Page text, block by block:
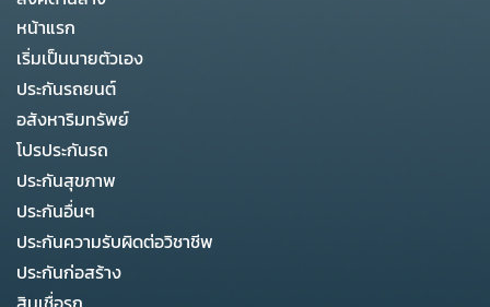
หน้าแรก
เริ่มเป็นนายตัวเอง
ประกันรถยนต์
อสังหาริมทรัพย์
โปรประกันรถ
ประกันสุขภาพ
ประกันอื่นๆ
ประกันความรับผิดต่อวิชาชีพ
ประกันก่อสร้าง